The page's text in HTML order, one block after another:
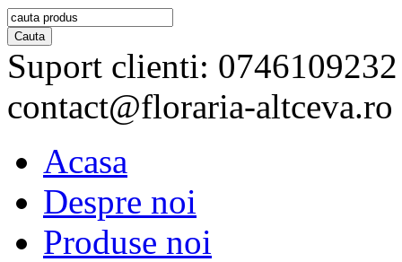
Suport clienti:
contact@floraria-altceva.ro
Acasa
Despre noi
Produse noi